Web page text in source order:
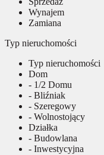
Wynajem
Zamiana
Typ nieruchomości
Typ nieruchomości
Dom
- 1/2 Domu
- Bliźniak
- Szeregowy
- Wolnostojący
Działka
- Budowlana
- Inwestycyjna